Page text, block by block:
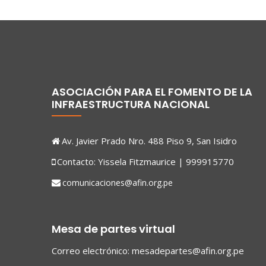
ASOCIACIÓN PARA EL FOMENTO DE LA
INFRAESTRUCTURA NACIONAL
Av. Javier Prado Nro. 488 Piso 9, San Isidro
Contacto: Yissela Fitzmaurice | 999915770
comunicaciones@afin.org.pe
Mesa de partes virtual
Correo electrónico: mesadepartes@afin.org.pe